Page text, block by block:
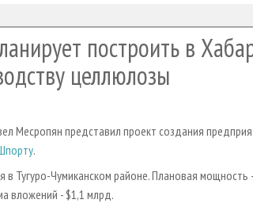
построить в
целлюлозы
Месропян представил проект создания
.
в Тугуро-Чумиканском районе. Плановая
вложений - $1,1 млрд.